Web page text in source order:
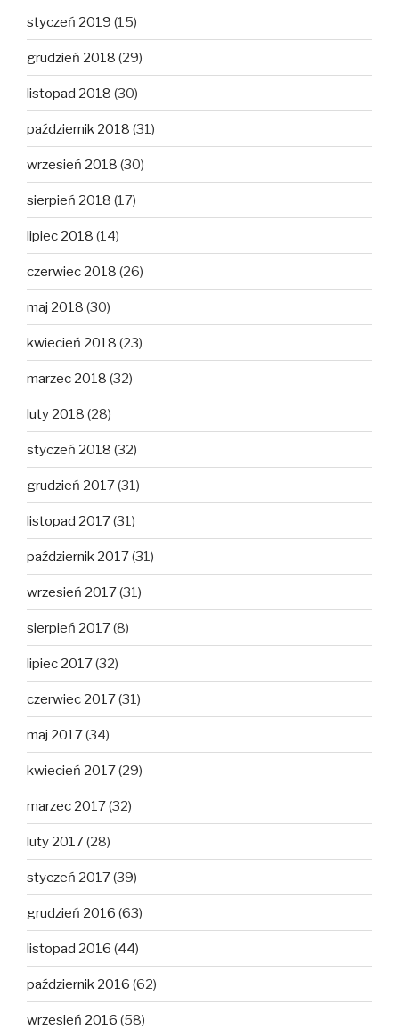
styczeń 2019 (15)
grudzień 2018 (29)
listopad 2018 (30)
październik 2018 (31)
wrzesień 2018 (30)
sierpień 2018 (17)
lipiec 2018 (14)
czerwiec 2018 (26)
maj 2018 (30)
kwiecień 2018 (23)
marzec 2018 (32)
luty 2018 (28)
styczeń 2018 (32)
grudzień 2017(31)
listopad 2017(31)
październik 2017(31)
wrzesień 2017(31)
sierpień 2017(8)
lipiec 2017(32)
czerwiec 2017(31)
maj 2017(34)
kwiecień 2017(29)
marzec 2017(32)
luty 2017(28)
styczeń 2017(39)
grudzień 2016 (63)
listopad 2016 (44)
październik 2016 (62)
wrzesień 2016 (58)